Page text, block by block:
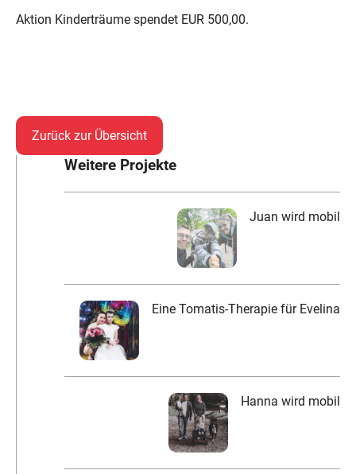
Aktion Kinderträume spendet EUR 500,00.
Zurück zur Übersicht
Weitere Projekte
Juan wird mobil
Eine Tomatis-Therapie für Evelina
Hanna wird mobil